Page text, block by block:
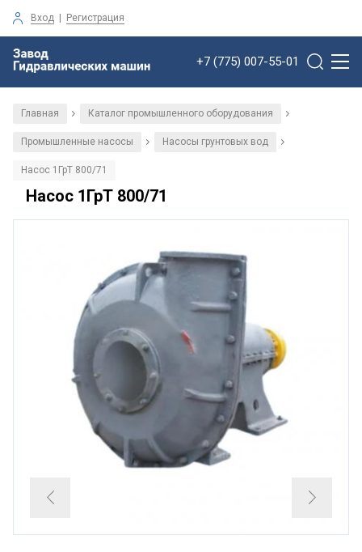
Вход | Регистрация
+7 (775) 007-55-01
Главная / Каталог промышленного оборудования /
Промышленные насосы / Насосы грунтовых вод /
Насос 1ГрТ 800/71
Насос 1ГрТ 800/71